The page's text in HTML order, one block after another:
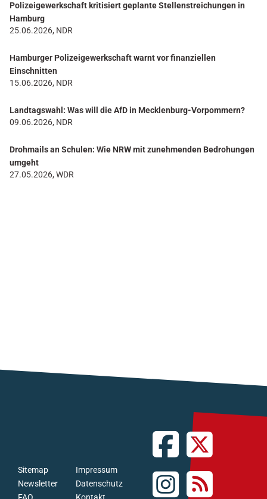
Polizeigewerkschaft kritisiert geplante Stellenstreichungen in
Hamburg
25.06.2026, NDR
Hamburger Polizeigewerkschaft warnt vor finanziellen
Einschnitten
15.06.2026, NDR
Landtagswahl: Was will die AfD in Mecklenburg-Vorpommern?
09.06.2026, NDR
Drohmails an Schulen: Wie NRW mit zunehmenden Bedrohungen
umgeht
27.05.2026, WDR
Newsletter
Sitemap
Datenschutz
Impressum